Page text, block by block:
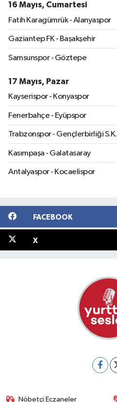
16 Mayıs, Cumartesi
Fatih Karagümrük - Alanyaspor
Gaziantep FK - Başakşehir
Samsunspor - Göztepe
17 Mayıs, Pazar
Kayserispor - Konyaspor
Fenerbahçe - Eyüpspor
Trabzonspor - Gençlerbirliği S.K.
Kasımpaşa - Galatasaray
Antalyaspor - Kocaelispor
FACEBOOK
X
Nöbetçi Eczaneler